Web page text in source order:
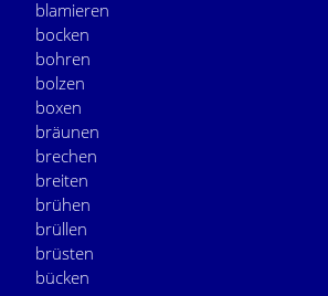
blamieren
bocken
bohren
bolzen
boxen
bräunen
brechen
breiten
brühen
brüllen
brüsten
bücken